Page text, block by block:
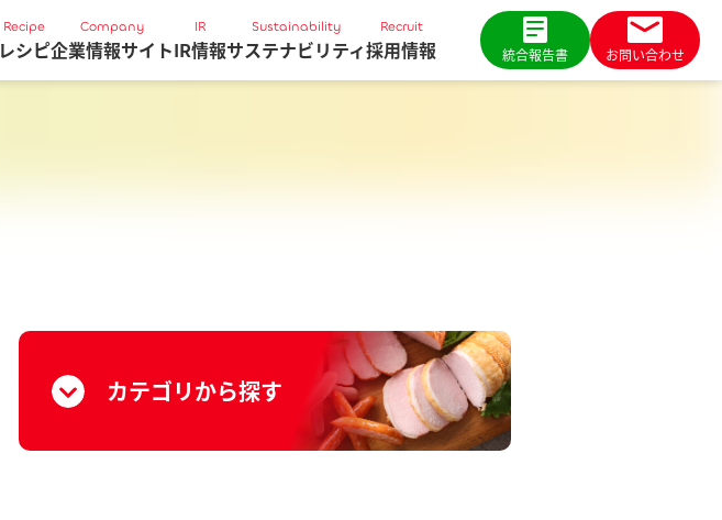
Recipe
レシピ
Company
企業情報サイト
IR
IR情報
Sustainability
サステナビリティ
Recruit
採用情報 統合報告書 お問い合わせ
カテゴリから探す